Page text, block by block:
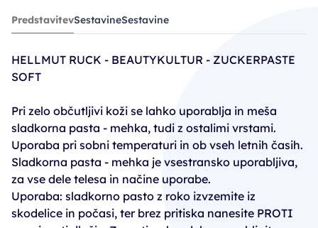
Ruck pasta, sladkorna - Soft
46,90€
PredstavitevSestavineSestavine
HELLMUT RUCK - BEAUTYKULTUR - ZUCKERPASTE
SOFT
Pri zelo občutljivi koži se lahko uporablja in meša
sladkorna pasta - mehka, tudi z ostalimi vrstami.
Uporaba pri sobni temperaturi in ob vseh letnih časih.
Sladkorna pasta - mehka je vsestransko uporabljiva,
za vse dele telesa in načine uporabe.
Uporaba: sladkorno pasto z roko izvzemite iz
skodelice in počasi, ter brez pritiska nanesite PROTI